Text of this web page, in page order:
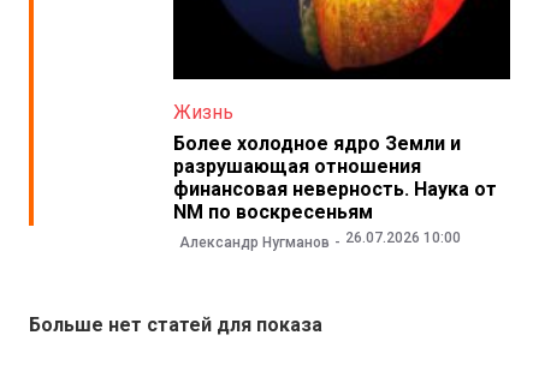
Жизнь
Более холодное ядро Земли и
разрушающая отношения
финансовая неверность. Наука от
NM по воскресеньям
Александр Нугманов 26.07.2026 10:00
Больше нет статей для показа